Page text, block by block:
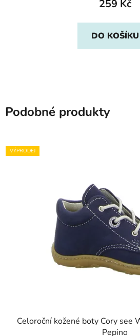
259 Kč
DO KOŠÍKU
Podobné produkty
VÝPRODEJ
Celoroční kožené boty Cory see
Pepino